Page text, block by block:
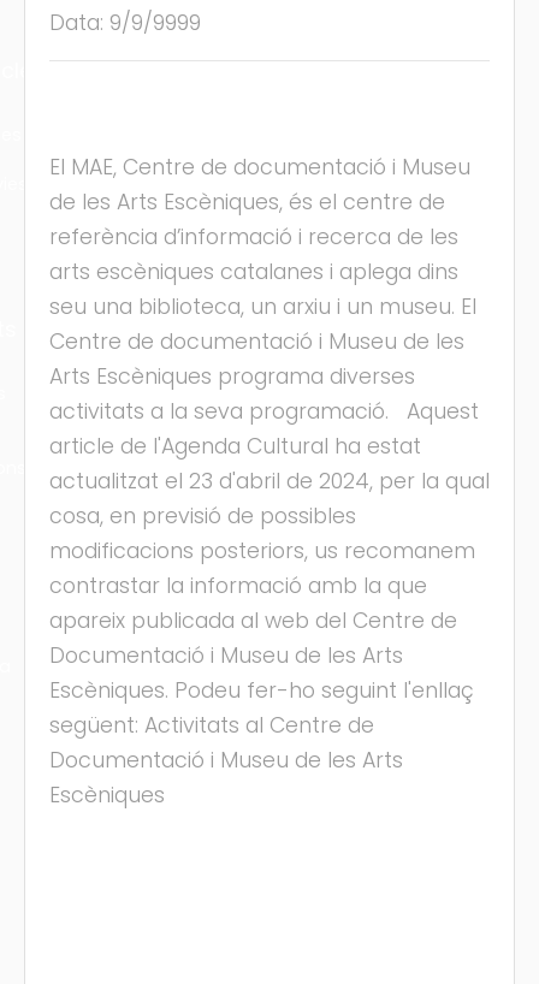
Data: 9/9/9999
El MAE, Centre de documentació i Museu
de les Arts Escèniques, és el centre de
referència d’informació i recerca de les
arts escèniques catalanes i aplega dins
seu una biblioteca, un arxiu i un museu. El
Centre de documentació i Museu de les
Arts Escèniques programa diverses
activitats a la seva programació. Aquest
article de l'Agenda Cultural ha estat
actualitzat el 23 d'abril de 2024, per la qual
cosa, en previsió de possibles
modificacions posteriors, us recomanem
contrastar la informació amb la que
apareix publicada al web del Centre de
Documentació i Museu de les Arts
Escèniques. Podeu fer-ho seguint l'enllaç
següent: Activitats al Centre de
Documentació i Museu de les Arts
Escèniques